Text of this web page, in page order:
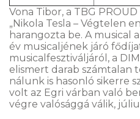
Vona Tibor, a TBG
„Nikola Tesla – Végtelen
harangozta be. A musical
év musicaljének járó
musicalfesztiváljáról, a
elismert darab számtalan
nálunk is hasonló sikerre
volt az Egri várban való
végre valósággá válik,